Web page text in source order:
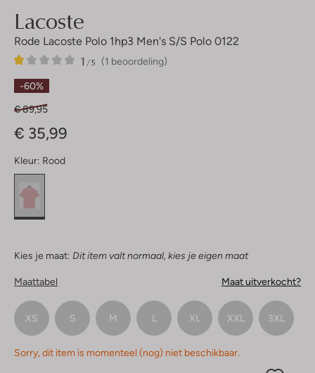
Lacoste
Rode Lacoste Polo 1hp3 Men's S/s Polo 0122
(1 beoordeling)
1 /5
1
1
Ster
-60%
€ 89,95
€ 35,99
Kleur: Rood
Kies je maat: Dit item valt normaal, kies je eigen maat
Maattabel Maat uitverkocht?
XS S M L XL XXL 3XL
Sorry, dit item is momenteel (nog) niet beschikbaar.